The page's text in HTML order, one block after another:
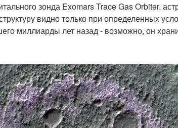
зонда Exomars Trace Gas Orbiter,
видно только при определенных
миллиарды лет назад - возможно, он